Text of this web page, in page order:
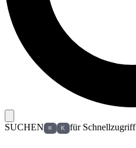
SUCHEN ⌘ K für Schnellzugriff